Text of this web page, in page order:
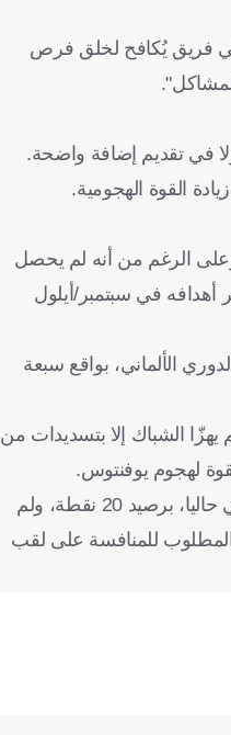
فريق يُكافح لخلق فرص
في تقديم إضافة واضحة.
القوة الهجومية.
وعلى الرغم من أنه لم يحصل
عن التسجيل مع النادي ومنتخبه تجاوز 1021 دقيقة، منذ آخر أهدافه في سبتمبر/أيلول
حين كان لا يزال لاعبًا في الدوري الألماني، بواقع سبعة
الشباك إلا بتسديدات من
لهجوم يوفنتوس.
ويواصل البيانكونيري معاناته هذا الموسم على صعيد النتائج، إذ يحتل المركز السادس في جدول ترتيب الدوري الإيطالي حاليا، برصيد 20 نقطة، ولم
المطلوب للمنافسة على لقب